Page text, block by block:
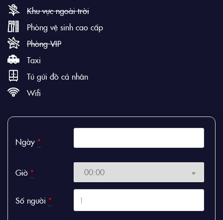
Khu vực ngoài trời
Phòng vệ sinh cao cấp
Phòng VIP
Taxi
Tủ gửi đồ cá nhân
Wifi
Ngày *
Giờ *
Số người *